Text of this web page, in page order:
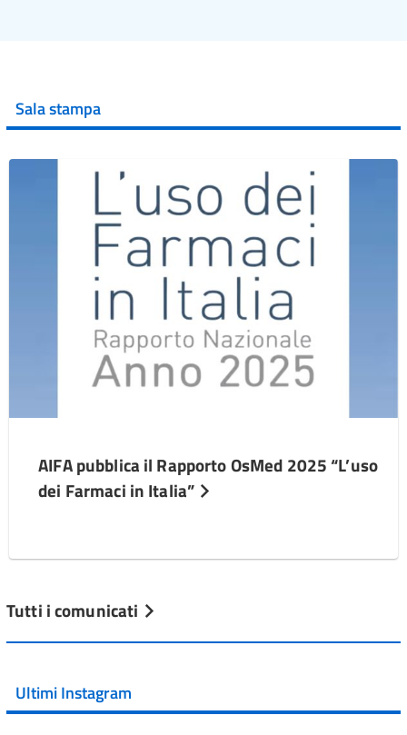
Sala stampa
AIFA pubblica il Rapporto OsMed 2025 “L’uso
dei Farmaci in Italia”
Tutti i comunicati
Ultimi Instagram